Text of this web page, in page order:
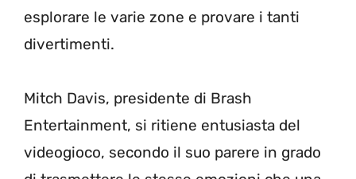
esplorare le varie zone e provare i tanti
divertimenti.
Mitch Davis, presidente di Brash
Entertainment, si ritiene entusiasta del
videogioco, secondo il suo parere in grado